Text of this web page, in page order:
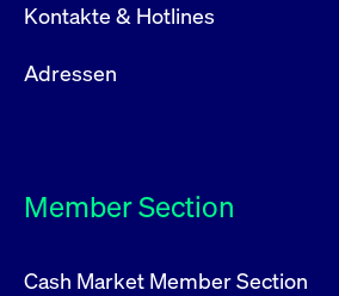
Kontakte & Hotlines
Adressen
Member Section
Cash Market Member Section